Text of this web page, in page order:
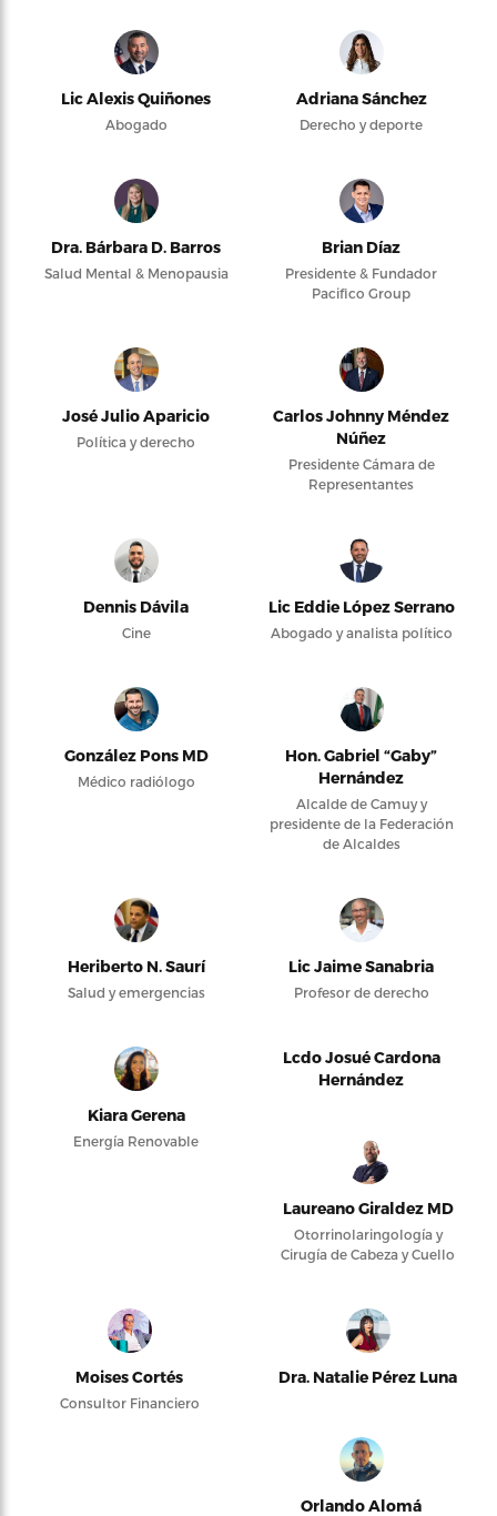
Lic Alexis Quiñones
Abogado
Adriana Sánchez
Derecho y deporte
Dra. Bárbara D. Barros
Salud Mental & Menopausia
Brian Díaz
Presidente & Fundador
Pacifico Group
José Julio Aparicio
Política y derecho
Carlos Johnny Méndez
Núñez
Presidente Cámara de
Representantes
Dennis Dávila
Cine
Lic Eddie López Serrano
Abogado y analista político
González Pons MD
Médico radiólogo
Hon. Gabriel “Gaby”
Hernández
Alcalde de Camuy y
presidente de la Federación
de Alcaldes
Heriberto N. Saurí
Salud y emergencias
Lic Jaime Sanabria
Profesor de derecho
Kiara Gerena
Energía Renovable
Lcdo Josué Cardona
Hernández
Laureano Giraldez MD
Otorrinolaringología y
Cirugía de Cabeza y Cuello
Moises Cortés
Consultor Financiero
Dra. Natalie Pérez Luna
Orlando Alomá